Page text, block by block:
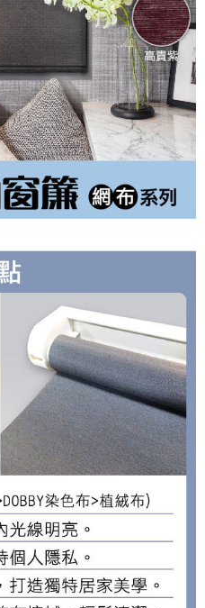
理人或監護人之同意方可使用
者引起之損失，本公司不負相關責
據個別帳號之用戶狀況，依本公司即
度不足之情形，本公司將視審查結果
資訊註冊。若發現惡意使用之情形，
戶之使用額度並採取法律行動。